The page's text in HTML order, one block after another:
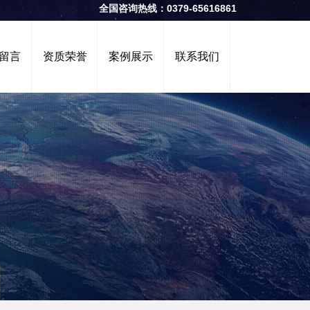
全国咨询热线：0379-65616861
言 资质荣誉 案例展示 联系我们